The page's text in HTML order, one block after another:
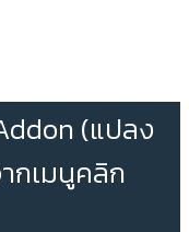
(แปลง
กเมนูคลิก